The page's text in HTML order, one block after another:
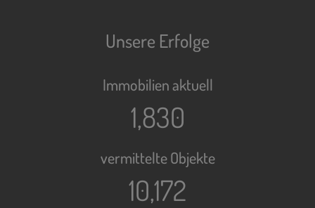
Unsere Erfolge
Immobilien aktuell
1,830
vermittelte Objekte
10,172